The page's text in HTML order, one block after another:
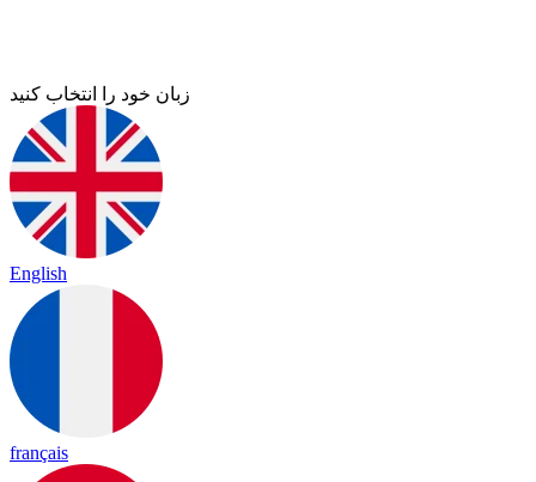
زبان خود را انتخاب کنید
English
français